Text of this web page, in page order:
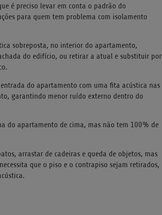
é preciso levar em conta o padrão do
para quem tem problema com isolamento
sobreposta, no interior do apartamento,
do edifício, ou retirar a atual e substituir por
do apartamento com uma fita acústica nas
garantindo menor ruído externo dentro do
do apartamento de cima, mas não tem 100% de
arrastar de cadeiras e queda de objetos, mas
que o piso e o contrapiso sejam retirados,